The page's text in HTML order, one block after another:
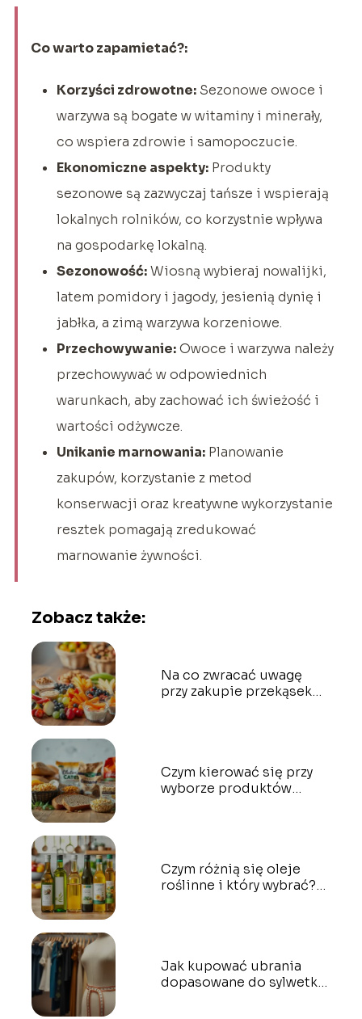
Co warto zapamietać?:
Korzyści zdrowotne:Sezonowe owoce i
warzywa są bogate w witaminy i minerały,
co wspiera zdrowie i samopoczucie.
Ekonomiczne aspekty:Produkty
sezonowe są zazwyczaj tańsze i wspierają
lokalnych rolników, co korzystnie wpływa
na gospodarkę lokalną.
Sezonowość:Wiosną wybieraj nowalijki,
latem pomidory i jagody, jesienią dynię i
jabłka, a zimą warzywa korzeniowe.
Przechowywanie:Owoce i warzywa należy
przechowywać w odpowiednich
warunkach, aby zachować ich świeżość i
wartości odżywcze.
Unikanie marnowania:Planowanie
zakupów, korzystanie z metod
konserwacji oraz kreatywne wykorzystanie
resztek pomagają zredukować
marnowanie żywności.
Zobacz także:
Na co zwracać uwagę
przy zakupie przekąsek
Czym kierować się przy
wyborze produktów
Czym różnią się oleje
roślinne i który wybrać?
Jak kupować ubrania
dopasowane do sylwetki?